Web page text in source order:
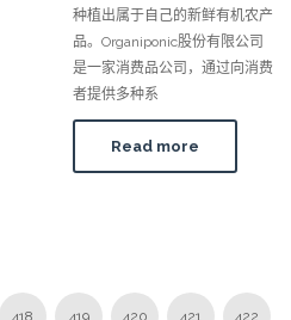
种植出属于自己的新鲜有机农产
品。Organiponic股份有限公司
是一家消费品公司，通过向消费
者提供多种系
Read more
418 419 420 421 422